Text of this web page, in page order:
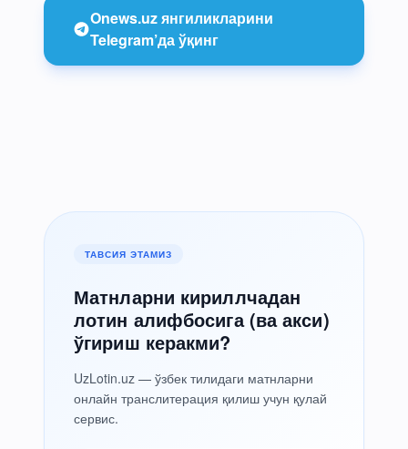
Onews.uz янгиликларини
Telegram’да ўқинг
ТАВСИЯ ЭТАМИЗ
Матнларни кириллчадан
лотин алифбосига (ва акси)
ўгириш керакми?
UzLotin.uz — ўзбек тилидаги матнларни
онлайн транслитерация қилиш учун қулай
сервис.